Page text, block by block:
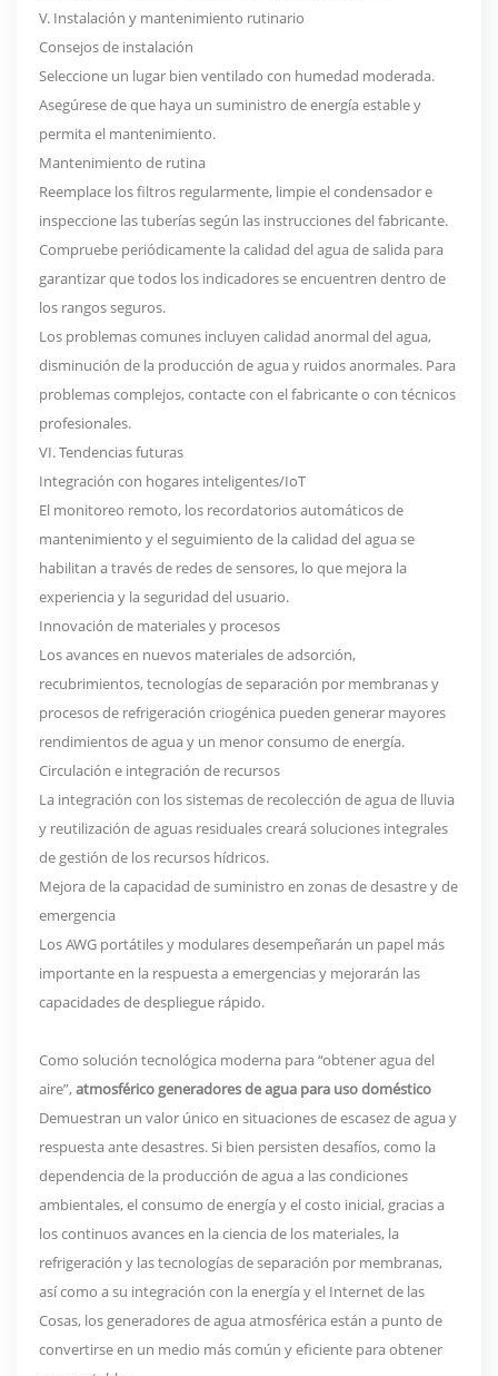
V. Instalación y mantenimiento rutinario
Consejos de instalación
Seleccione un lugar bien ventilado con humedad moderada.
Asegúrese de que haya un suministro de energía estable y
permita el mantenimiento.
Mantenimiento de rutina
Reemplace los filtros regularmente, limpie el condensador e
inspeccione las tuberías según las instrucciones del fabricante.
Compruebe periódicamente la calidad del agua de salida para
garantizar que todos los indicadores se encuentren dentro de
los rangos seguros.
Los problemas comunes incluyen calidad anormal del agua,
disminución de la producción de agua y ruidos anormales. Para
problemas complejos, contacte con el fabricante o con técnicos
profesionales.
VI. Tendencias futuras
Integración con hogares inteligentes/IoT
El monitoreo remoto, los recordatorios automáticos de
mantenimiento y el seguimiento de la calidad del agua se
habilitan a través de redes de sensores, lo que mejora la
experiencia y la seguridad del usuario.
Innovación de materiales y procesos
Los avances en nuevos materiales de adsorción,
recubrimientos, tecnologías de separación por membranas y
procesos de refrigeración criogénica pueden generar mayores
rendimientos de agua y un menor consumo de energía.
Circulación e integración de recursos
La integración con los sistemas de recolección de agua de lluvia
y reutilización de aguas residuales creará soluciones integrales
de gestión de los recursos hídricos.
Mejora de la capacidad de suministro en zonas de desastre y de
emergencia
Los AWG portátiles y modulares desempeñarán un papel más
importante en la respuesta a emergencias y mejorarán las
capacidades de despliegue rápido.
Como solución tecnológica moderna para “obtener agua del
aire”,atmosférico generadores de agua para uso doméstico
Demuestran un valor único en situaciones de escasez de agua y
respuesta ante desastres. Si bien persisten desafíos, como la
dependencia de la producción de agua a las condiciones
ambientales, el consumo de energía y el costo inicial, gracias a
los continuos avances en la ciencia de los materiales, la
refrigeración y las tecnologías de separación por membranas,
así como a su integración con la energía y el Internet de las
Cosas, los generadores de agua atmosférica están a punto de
convertirse en un medio más común y eficiente para obtener